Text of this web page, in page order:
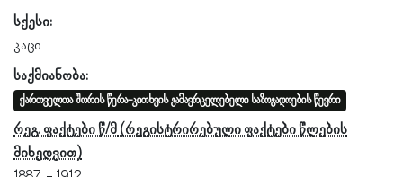
სქესი:
კაცი
საქმიანობა:
ქართველთა შორის წერა-კითხვის გამავრცელებელი საზოგადოების წევრი
რეგ. ფაქტები წ/მ